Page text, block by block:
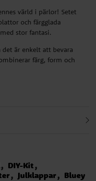
värld i pärlor! Setet
och färgglada
stor fantasi.
är enkelt att bevara
färg, form och
DIY-Kit
Julklappar Bluey